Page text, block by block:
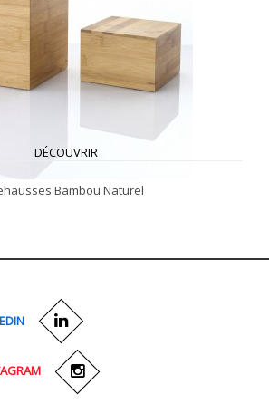
DÉCOUVRIR
Bambou Naturel